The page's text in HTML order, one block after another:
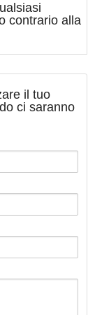
contrario alla
il tuo
ci saranno